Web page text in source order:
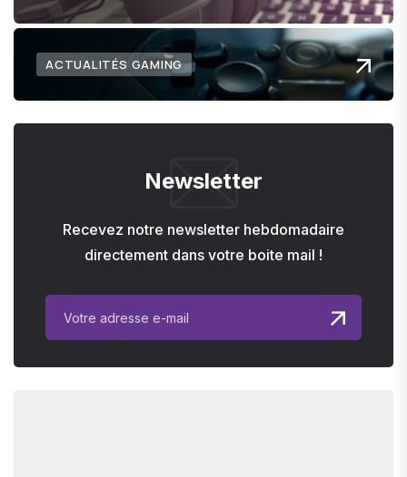
ACTUALITÉS GAMING
Newsletter
Recevez notre newsletter hebdomadaire
directement dans votre boite mail !